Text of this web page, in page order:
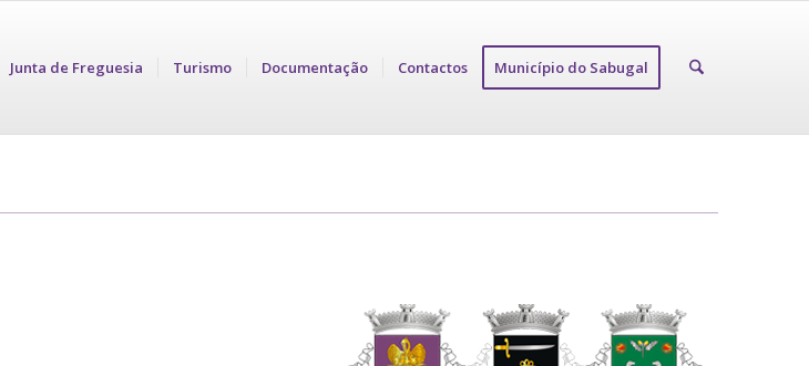
Junta de Freguesia Turismo Documentação Contactos Município do Sabugal